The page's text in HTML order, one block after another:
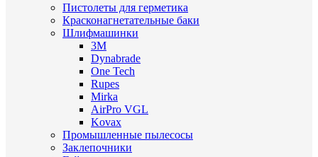
Пистолеты для герметика
Красконагнетательные баки
Шлифмашинки
3M
Dynabrade
One Tech
Rupes
Mirka
AirPro VGL
Kovax
Промышленные пылесосы
Заклепочники